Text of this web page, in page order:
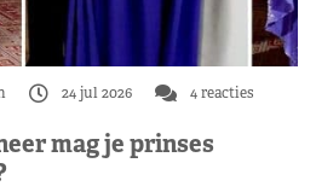
24 jul 2026 4 reacties
mag je prinses